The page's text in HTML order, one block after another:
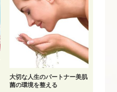
大切な人生のパートナー美肌
菌の環境を整える